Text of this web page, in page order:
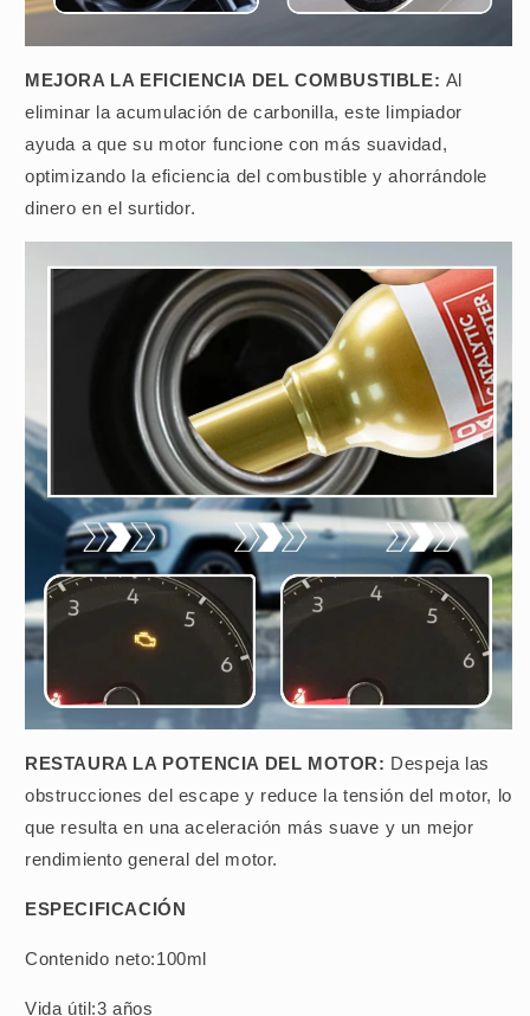
MEJORA LA EFICIENCIA DEL COMBUSTIBLE: Al
eliminar la acumulación de carbonilla, este limpiador
ayuda a que su motor funcione con más suavidad,
optimizando la eficiencia del combustible y ahorrándole
dinero en el surtidor.
RESTAURA LA POTENCIA DEL MOTOR: Despeja las
obstrucciones del escape y reduce la tensión del motor, lo
que resulta en una aceleración más suave y un mejor
rendimiento general del motor.
ESPECIFICACIÓN
Contenido neto:100ml
Vida útil:3 años